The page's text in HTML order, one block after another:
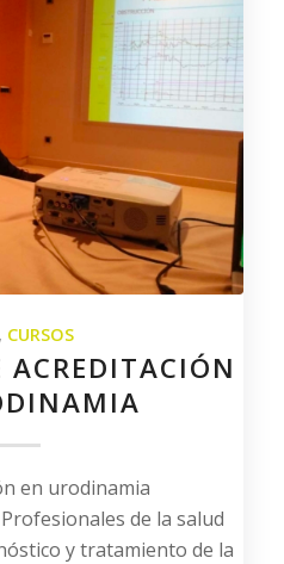
CURSOS
ACREDITACIÓN
en urodinamia
de la salud
y tratamiento de la